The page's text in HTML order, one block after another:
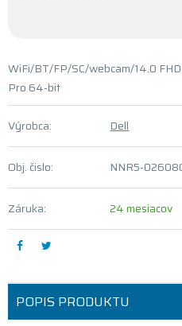
WiFi/BT/FP/SC/webcam/14.0
Pro 64-bit
Výrobca: Dell
Obj. čislo: NNR5-
Záruka: 24 mesiacov
POPIS PRODUKTU